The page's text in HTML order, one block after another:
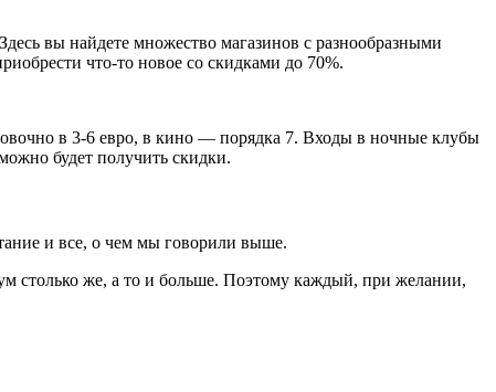
вы найдете множество магазинов с разнообразными
что-то новое со скидками до 70%.
в 3-6 евро, в кино — порядка 7. Входы в ночные клубы
будет получить скидки.
и все, о чем мы говорили выше.
столько же, а то и больше. Поэтому каждый, при желании,